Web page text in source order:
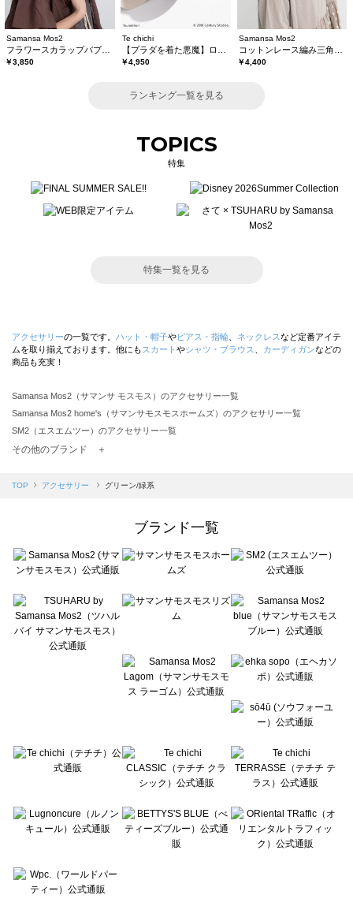
Samansa Mos2
￥3,850
Te chichi
￥4,950
Samansa Mos2
￥4,400
ランキング一覧を見る
TOPICS
特集
特集一覧を見る
アクセサリーの一覧です。 ハット・帽子やピアス・指輪 ネックレスなど定番アイテ
ムを取り揃えております。他にも スカート やシャツ・ブラウス カーディガンなどの
商品も充実！
Samansa Mos2（サマンサ モスモス）のアクセサリー一覧
Samansa Mos2 home's（サマンサモスモスホームズ）のアクセサリー一覧
SM2（エスエムツー）のアクセサリー一覧
TSUHARU by Samansa Mos2（ツハルバイサマンサモスモス）のアクセサリー一覧
Samansa Mos2 blue（サマンサモスモス ブルー）のアクセサリー一覧
sō4ū（ソウフォーユー）のアクセサリー一覧
Te chichi（テチチ）のアクセサリー一覧
Te chichi CLASSIC（テチチ クラシック）のアクセサリー一覧
Lugnoncure（ルノンキュール）のアクセサリー一覧
BETTY'S BLUE（べティーズブルー）のアクセサリー一覧
Wpc.（ワールドパーティー）のアクセサリー一覧
その他のブランド ＋
TOP アクセサリー グリーン/緑系
ブランド一覧